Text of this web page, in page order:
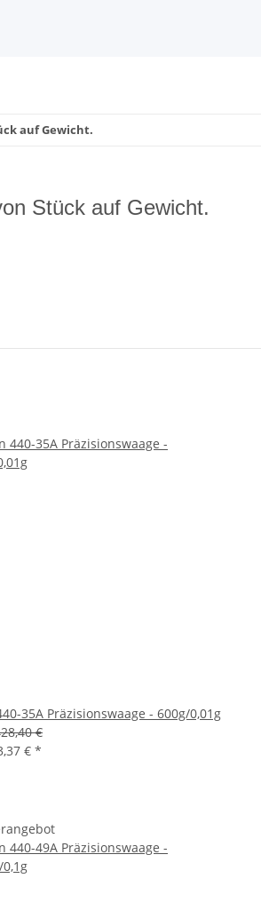
auf Gewicht.
Stück auf Gewicht.
35A Präzisionswaage - 600g/0,01g
€
€ *